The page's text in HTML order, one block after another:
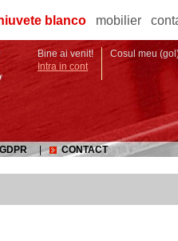
blanco mobilier
Bine ai venit!
Intra in cont
Cosul meu
CONTACT